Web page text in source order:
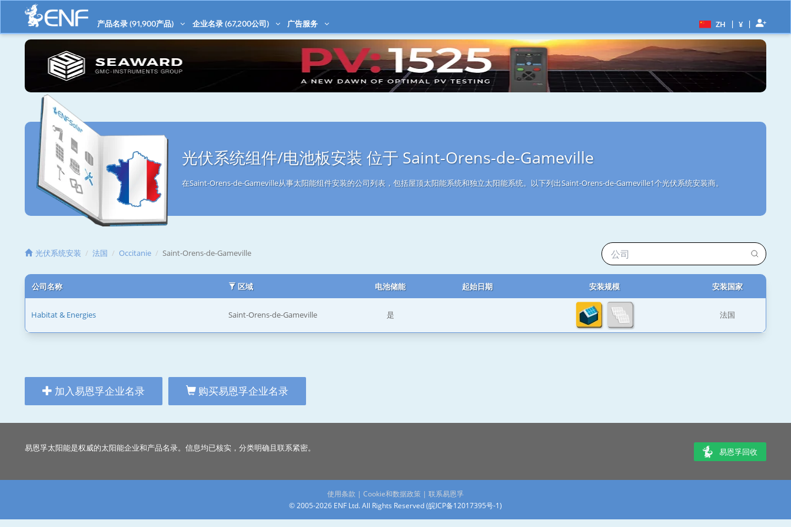
产品名录 (91,900产品) 企业名录 (67,200公司) 广告服务 ZH | ¥ |
光伏系统组件/电池板安装 位于 Saint-Orens-de-Gameville
在Saint-Orens-de-Gameville从事太阳能组件安装的公司列表，包括屋顶太阳能系统和独立太阳能系统。以下列出Saint-Orens-de-Gameville1个光伏系统安装商。
光伏系统安装 法国 Occitanie Saint-Orens-de-Gameville
公司名称 区域 电池储能 起始日期 安装规模 安装国家
Habitat & Energies Saint-Orens-de-Gameville 是 法国
加入易恩孚企业名录 购买易恩孚企业名录
易恩孚太阳能是权威的太阳能企业和产品名录。信息均已核实，分类明确且联系紧密。 易恩孚回收
使用条款 | Cookie和数据政策 | 联系易恩孚
© 2005-2026 ENF Ltd. All Rights Reserved (皖ICP备12017395号-1)